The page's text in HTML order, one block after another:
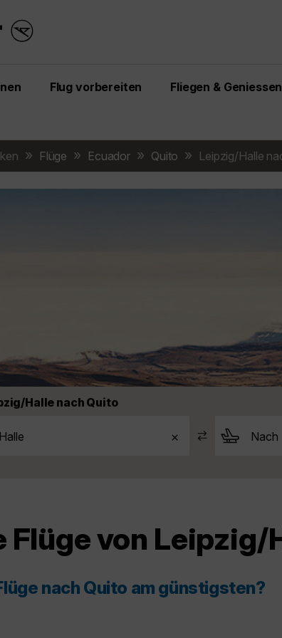
Flug vorbereiten Fliegen & Geniessen
Flüge Ecuador Quito Leipzig/Halle
Halle nach Quito
Flüge von Leipzig/
nach Quito am günstigsten?